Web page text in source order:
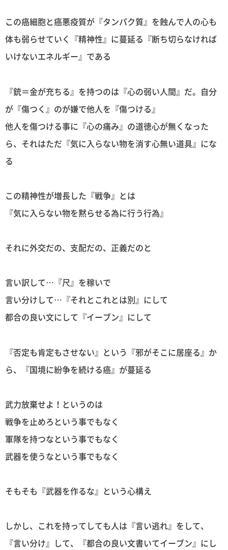
この癌細胞と癌悪疫質が『タンパク質』を蝕んで人の心も
体も弱らせていく『精神性』に蔓延る『断ち切らなければ
いけないエネルギー』である
『銃＝金が充ちる』を持つのは『心の弱い人間』だ。自分
が『傷つく』のが嫌で他人を『傷つける』
他人を傷つける事に『心の痛み』の道徳心が無くなった
ら、それはただ『気に入らない物を消す心無い道具』にな
る
この精神性が増長した『戦争』とは
『気に入らない物を黙らせる為に行う行為』
それに外交だの、支配だの、正義だのと
言い訳して…『尺』を稼いで
言い分けして…『それとこれとは別』にして
都合の良い文にして『イーブン』にして
『否定も肯定もさせない』という『邪がそこに居座る』か
ら、『国境に紛争を続ける癌』が蔓延る
武力放棄せよ！というのは
戦争を止めろという事でもなく
軍隊を持つなという事でもなく
武器を使うなという事でもなく
そもそも『武器を作るな』という心構え
しかし、これを持ってしても人は『言い逃れ』をして、
『言い分け』して、『都合の良い文書いてイーブン』にし